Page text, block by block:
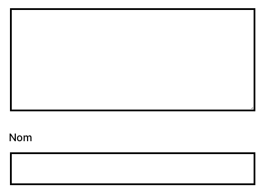
Nom